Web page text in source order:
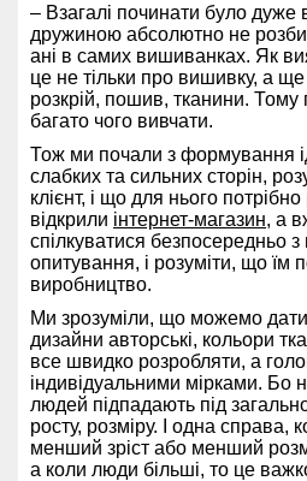
– Взагалі починати було дуже
дружиною абсолютно не
ані в самих вишиванках. Як
це не тільки про вишивку, а
розкрій, пошив, тканини. Тому
багато чого вивчати.
Тож ми почали з формування
слабких та сильних сторін,
клієнт, і що для нього
відкрили інтернет-магазин, а
спілкуватися безпосередньо
опитування, і розуміти, що їм
виробництво.
Ми зрозуміли, що можемо
дизайни авторські, кольори
все швидко розробляти, а
індивідуальними мірками. Бо
людей підпадають під
росту, розміру. І одна
менший зріст або менший
а коли люди більші, то це